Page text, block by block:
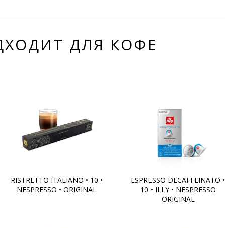
ДЛЯ КОФЕ
RISTRETTO ITALIANO • 10 •
NESPRESSO • ORIGINAL
ESPRESSO DECAFFEINATO •
10 • ILLY • NESPRESSO
ORIGINAL